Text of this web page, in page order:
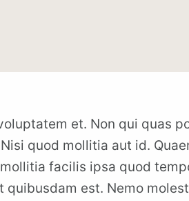
et. Non qui quas
quod mollitia aut id.
facilis ipsa quod
est. Nemo